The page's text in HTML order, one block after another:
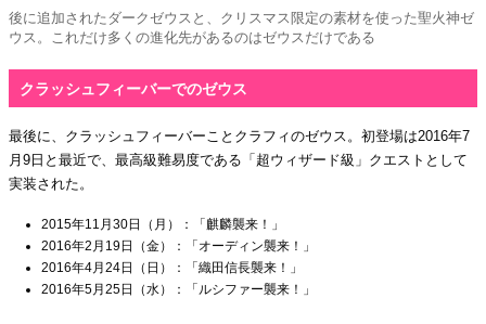
後に追加されたダークゼウスと、クリスマス限定の素材を使った聖火神ゼ
ウス。これだけ多くの進化先があるのはゼウスだけである
クラッシュフィーバーでのゼウス
最後に、クラッシュフィーバーことクラフィのゼウス。初登場は2016年7
月9日と最近で、最高級難易度である「超ウィザード級」クエストとして
実装された。
2015年11月30日（月）：「麒麟襲来！」
2016年2月19日（金）：「オーディン襲来！」
2016年4月24日（日）：「織田信長襲来！」
2016年5月25日（水）：「ルシファー襲来！」